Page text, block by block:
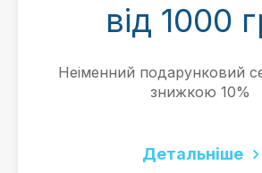
від 1000
Неіменний подарунковий
знижкою 10%
Детальніше